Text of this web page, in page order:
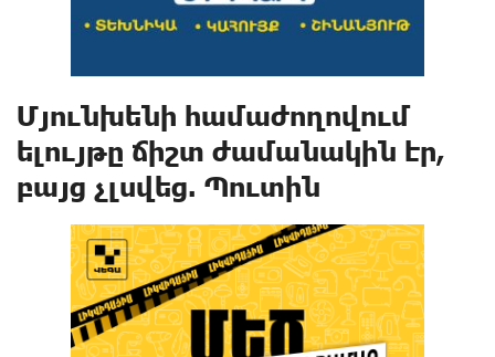
Մյունխենի համաժողովում
ելույթը ճիշտ ժամանակին էր,
բայց չլսվեց. Պուտին